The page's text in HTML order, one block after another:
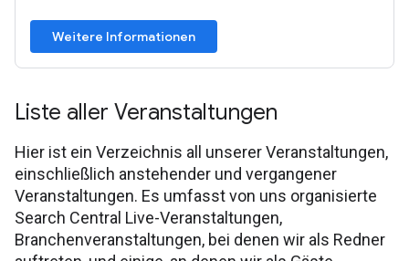
Weitere Informationen
Liste aller Veranstaltungen
Hier ist ein Verzeichnis all unserer Veranstaltungen,
einschließlich anstehender und vergangener
Veranstaltungen. Es umfasst von uns organisierte
Search Central Live-Veranstaltungen,
Branchenveranstaltungen, bei denen wir als Redner